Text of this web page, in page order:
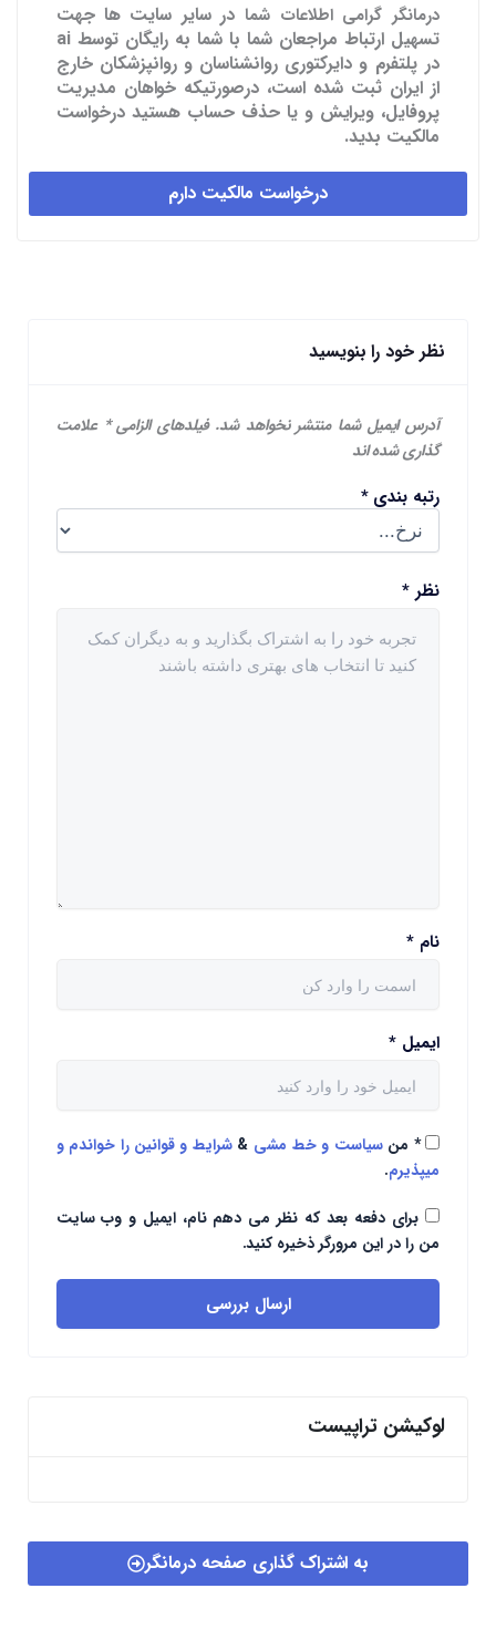
درمانگر گرامی اطلاعات شما در سایر سایت ها جهت
تسهیل ارتباط مراجعان شما با شما به رایگان توسط ai
در پلتفرم و دایرکتوری روانشناسان و روانپزشکان خارج
از ایران ثبت شده است، درصورتیکه خواهان مدیریت
پروفایل، ویرایش و یا حذف حساب هستید درخواست
مالکیت بدید.
درخواست مالکیت دارم
نظر خود را بنویسید
آدرس ایمیل شما منتشر نخواهد شد. فیلدهای الزامی* علامت
گذاری شده اند
رتبه بندی*
نظر *
نام *
ایمیل *
* منسیاست و خط مشی &شرایط و قوانین را خواندم و
میپذیرم.
برای دفعه بعد که نظر می دهم نام، ایمیل و وب سایت
من را در این مرورگر ذخیره کنید.
ارسال بررسی
لوکیشن تراپیست
به اشتراک گذاری صفحه درمانگر